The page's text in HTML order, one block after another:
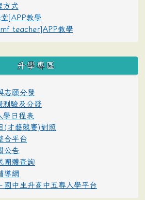
方式
]APP教學
teacher]APP教學
升學專區
志願分發
測驗及分發
學日程表
(才藝競賽)對照
合平台
公告
團體查詢
導網
國中生升高中五專入學平台